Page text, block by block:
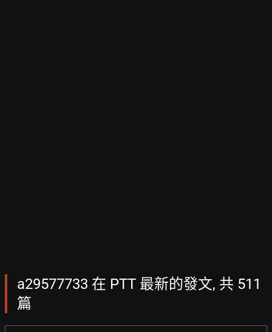
a29577733 在 PTT 最新的發文, 共 511
篇